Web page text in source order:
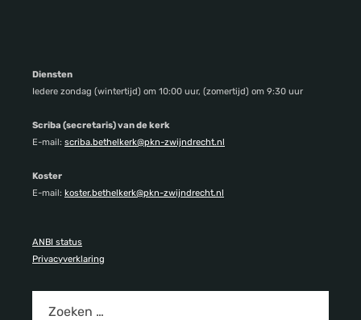
Diensten
Iedere zondag (wintertijd) om 10:00 uur, (zomertijd) om 9:30 uur
Scriba (secretaris) van de kerk
E-mail: scriba.bethelkerk@pkn-zwijndrecht.nl
Koster
E-mail: koster.bethelkerk@pkn-zwijndrecht.nl
ANBI status
Privacyverklaring